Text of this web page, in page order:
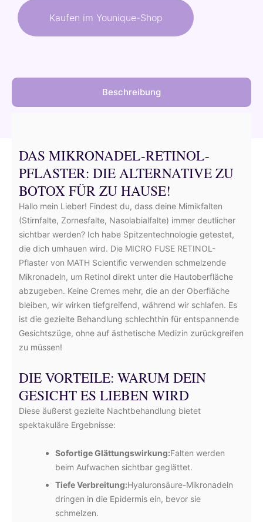
war:
ist:
Kaufen im Younique-Shop
Beschreibung
DAS MIKRONADEL-RETINOL-
PFLASTER: DIE ALTERNATIVE ZU
BOTOX FÜR ZU HAUSE!
Hallo mein Lieber! Findest du, dass deine Mimikfalten
(Stirnfalte, Zornesfalte, Nasolabialfalte) immer deutlicher
sichtbar werden? Ich habe Spitzentechnologie getestet,
die dich umhauen wird. Die MICRO FUSE RETINOL-
Pflaster von MATH Scientific verwenden schmelzende
Mikronadeln, um Retinol direkt unter die Hautoberfläche
abzugeben. Keine Cremes mehr, die an der Oberfläche
bleiben, wir wirken tiefgreifend, während wir schlafen. Es
ist die gezielte Behandlung schlechthin für entspannende
Gesichtszüge, ohne auf ästhetische Medizin zurückgreifen
zu müssen!
DIE VORTEILE: WARUM DEIN
GESICHT ES LIEBEN WIRD
Diese äußerst gezielte Nachtbehandlung bietet
spektakuläre Ergebnisse:
Sofortige Glättungswirkung:Falten werden
beim Aufwachen sichtbar geglättet.
Tiefe Verbreitung:Hyaluronsäure-Mikronadeln
dringen in die Epidermis ein, bevor sie
schmelzen.